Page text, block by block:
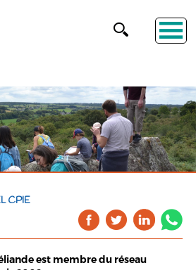
CPIE
est membre du réseau